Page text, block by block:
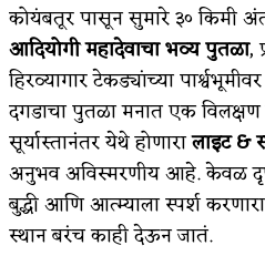
कोयंबतूर पासून सुमारे ३० किमी
आदियोगी महादेवाचा भव्य पुतळा,
हिरव्यागार टेकड्यांच्या
दगडाचा पुतळा मनात एक विलक्षण
सूर्यास्तानंतर येथे होणारालाइट&
अनुभव अविस्मरणीय आहे. केवळ
बुद्धी आणि आत्म्याला स्पर्श
स्थान बरंच काही देऊन जातं.